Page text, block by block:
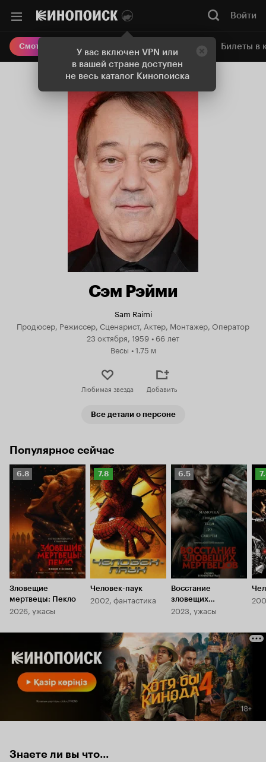
У вас включен VPN или
в вашей стране доступен
не весь каталог Кинопоиска
Войти
Смотреть кино Онлайн-кинотеатр Билеты в
Сэм Рэйми
Sam Raimi
Продюсер, Режиссер, Сценарист, Актер, Монтажер, Оператор
23 октября, 1959 • 66 лет
Весы •1.75 м
Любимая звезда Добавить
Все детали о персоне
Популярное сейчас
Рейтинг
Кинопоиска
6.8
Зловещие
мертвецы: Пекло
2026, ужасы
Рейтинг
Кинопоиска
7.8
7.8
Человек-паук
2002, фантастика
Рейтинг
Кинопоиска
6.5
6.5
Восстание
зловещих
мертвецов
2023, ужасы
Знаете ли вы что...